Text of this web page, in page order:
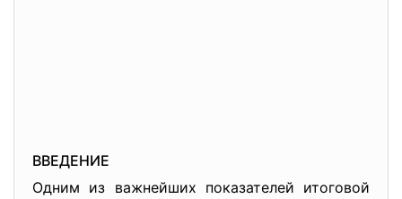
ВВЕДЕНИЕ
Одним из важнейших показателей итоговой